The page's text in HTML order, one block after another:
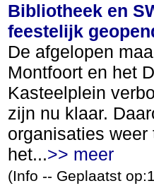
Bibliotheek en
feestelijk
De afgelopen
Montfoort en het
Kasteelplein
zijn nu klaar.
organisaties
het...>> meer
(Info -- Geplaatst